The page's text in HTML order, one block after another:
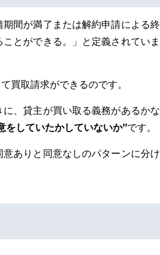
間が満了または解約申請による終
とができる。」と定義されていま
買取請求ができるのです。
、貸主が買い取る義務があるかな
をしていたかしていないか”です。
ありと同意なしのパターンに分け